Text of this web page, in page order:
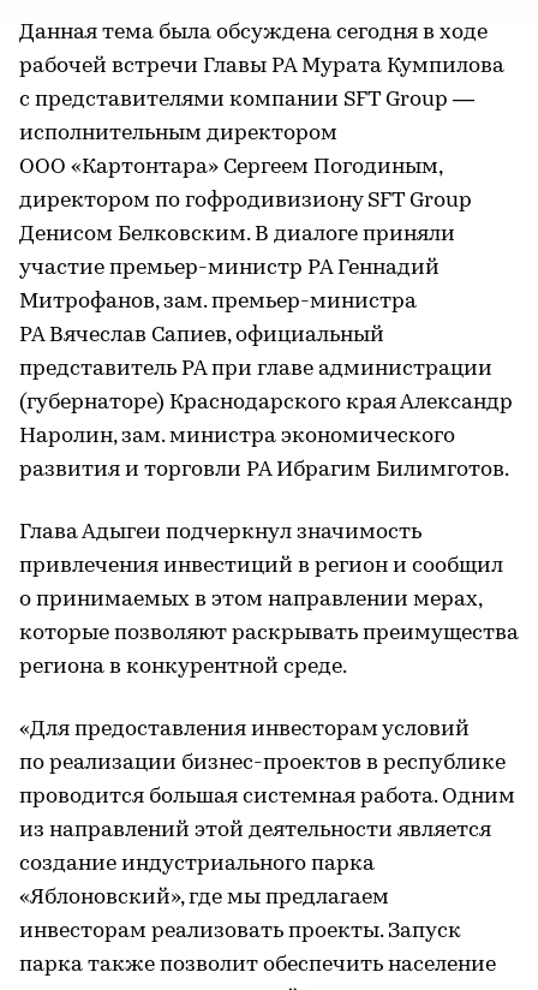
Данная тема была обсуждена сегодня в ходе
рабочей встречи Главы РА Мурата Кумпилова
с представителями компании SFT Group —
исполнительным директором
ООО «Картонтара» Сергеем Погодиным,
директором по гофродивизиону SFT Group
Денисом Белковским. В диалоге приняли
участие премьер-министр РА Геннадий
Митрофанов, зам. премьер-министра
РА Вячеслав Сапиев, официальный
представитель РА при главе администрации
(губернаторе) Краснодарского края Александр
Наролин, зам. министра экономического
развития и торговли РА Ибрагим Билимготов.
Глава Адыгеи подчеркнул значимость
привлечения инвестиций в регион и сообщил
о принимаемых в этом направлении мерах,
которые позволяют раскрывать преимущества
региона в конкурентной среде.
«Для предоставления инвесторам условий
по реализации бизнес-проектов в республике
проводится большая системная работа. Одним
из направлений этой деятельности является
создание индустриального парка
«Яблоновский», где мы предлагаем
инвесторам реализовать проекты. Запуск
парка также позволит обеспечить население